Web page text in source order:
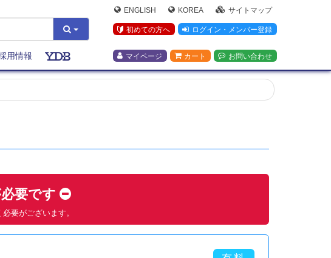
ENGLISH KOREA サイトマップ
初めての方へ ログイン・メンバー登録
マイページ カート お問い合わせ
用情報
要です
要がございます。